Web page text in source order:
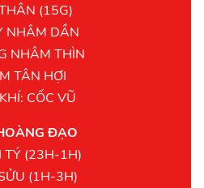
(15G)
NHÂM DẦN
NHÂM THÌN
TÂN HỢI
CỐC VŨ
ĐẠO
TÝ (23H-1H)
(1H-3H)